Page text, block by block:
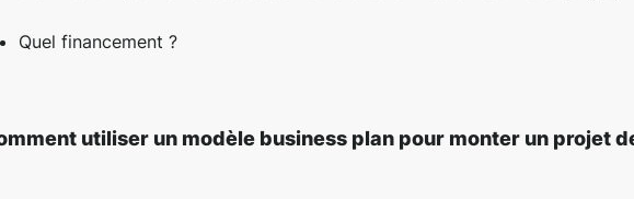
Quel financement ?
utiliser un modèle business plan pour monter un projet